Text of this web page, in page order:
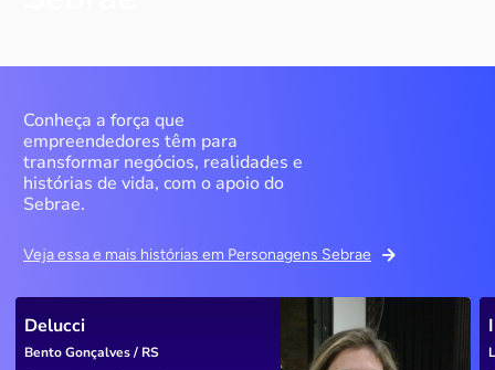
Conheça a força que
empreendedores têm para
transformar negócios, realidades e
histórias de vida, com o apoio do
Sebrae.
Veja essa e mais histórias em Personagens Sebrae
Delucci
Bento Gonçalves / RS